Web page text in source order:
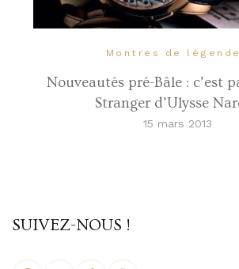
Montres de
Nouveautés pré-Bâle : c’est
Stranger d’Ulysse
15 mars 2013
SUIVEZ-NOUS !